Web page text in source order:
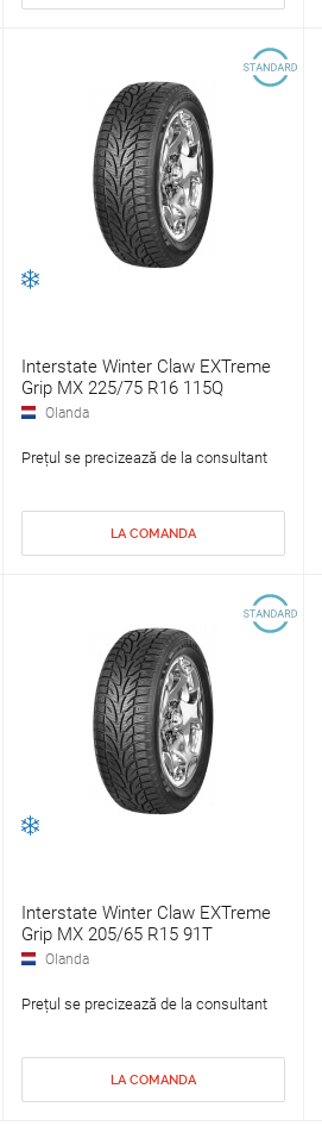
Interstate Winter Claw EXTreme
Grip MX 225/75 R16 115Q
Olanda
Prețul se precizează de la consultant
LA COMANDA
Interstate Winter Claw EXTreme
Grip MX 205/65 R15 91T
Olanda
Prețul se precizează de la consultant
LA COMANDA